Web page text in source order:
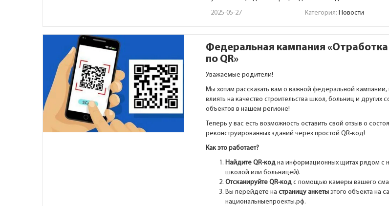
2025-05-27
Категория:Новости
Федеральная кампания
по QR»
Уважаемые родители!
Мы хотим рассказать вам о важной федеральной кампании,
влиять на качество строительства школ, больниц и других
объектов в нашем регионе!
Теперь у вас есть возможность оставить свой отзыв о
реконструированных зданий через простой QR-код!
Как это работает?
Найдите QR-код на информационных щитах рядом с
школой или больницей).
Отсканируйте QR-код с помощью камеры вашего
Вы перейдете настраницу анкеты этого объекта на
национальныепроекты.рф.